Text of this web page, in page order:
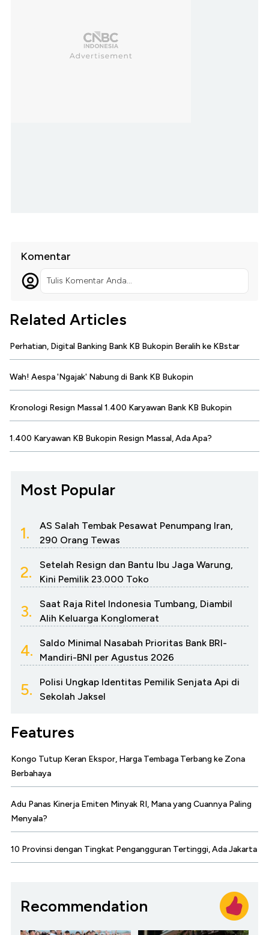
Komentar
Tulis Komentar Anda...
Related Articles
Perhatian, Digital Banking Bank KB Bukopin Beralih ke KBstar
Wah! Aespa 'Ngajak' Nabung di Bank KB Bukopin
Kronologi Resign Massal 1.400 Karyawan Bank KB Bukopin
1.400 Karyawan KB Bukopin Resign Massal, Ada Apa?
Most Popular
1.
AS Salah Tembak Pesawat Penumpang Iran,
290 Orang Tewas
2.
Setelah Resign dan Bantu Ibu Jaga Warung,
Kini Pemilik 23.000 Toko
3.
Saat Raja Ritel Indonesia Tumbang, Diambil
Alih Keluarga Konglomerat
4.
Saldo Minimal Nasabah Prioritas Bank BRI-
Mandiri-BNI per Agustus 2026
5.
Polisi Ungkap Identitas Pemilik Senjata Api di
Sekolah Jaksel
Features
Kongo Tutup Keran Ekspor, Harga Tembaga Terbang ke Zona
Berbahaya
Adu Panas Kinerja Emiten Minyak RI, Mana yang Cuannya Paling
Menyala?
10 Provinsi dengan Tingkat Pengangguran Tertinggi, Ada Jakarta
Recommendation